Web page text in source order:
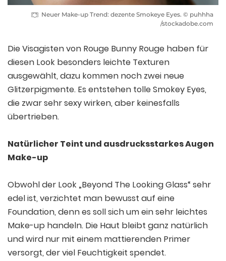
Neuer Make-up Trend: dezente Smokeye Eyes. © puhhha
/stockadobe.com
Die Visagisten von Rouge Bunny Rouge haben für
diesen Look besonders leichte Texturen
ausgewählt, dazu kommen noch zwei neue
Glitzerpigmente. Es entstehen tolle Smokey Eyes,
die zwar sehr sexy wirken, aber keinesfalls
übertrieben.
Natürlicher Teint und ausdrucksstarkes Augen
Make-up
Obwohl der Look „Beyond The Looking Glass“ sehr
edel ist, verzichtet man bewusst auf eine
Foundation, denn es soll sich um ein sehr leichtes
Make-up handeln. Die Haut bleibt ganz natürlich
und wird nur mit einem mattierenden Primer
versorgt, der viel Feuchtigkeit spendet.